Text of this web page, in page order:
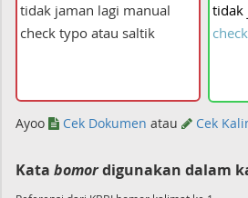
tidak
check
Ayoo Cek Dokumen atau Cek
Kata bomordigunakan dalam